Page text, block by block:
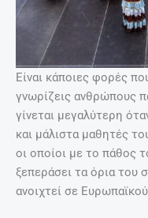
Είναι κάποιες φορές
γνωρίζεις ανθρώπους
γίνεται μεγαλύτερη
και μάλιστα μαθητές
οι οποίοι με το πάθος
ξεπεράσει τα όρια του
ανοιχτεί σε